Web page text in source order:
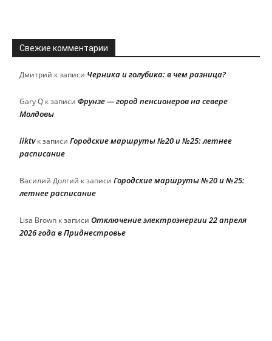
Свежие комментарии
Дмитрий к записи Черника и голубика: в чем разница?
Gary Q к записи Фрунзе — город пенсионеров на севере
Молдовы
liktvк записи Городские маршруты №20 и №25: летнее
расписание
Василий Долгий к записи Городские маршруты №20 и №25:
летнее расписание
Lisa Brown к записи Отключение электроэнергии 22 апреля
2026 года в Приднестровье